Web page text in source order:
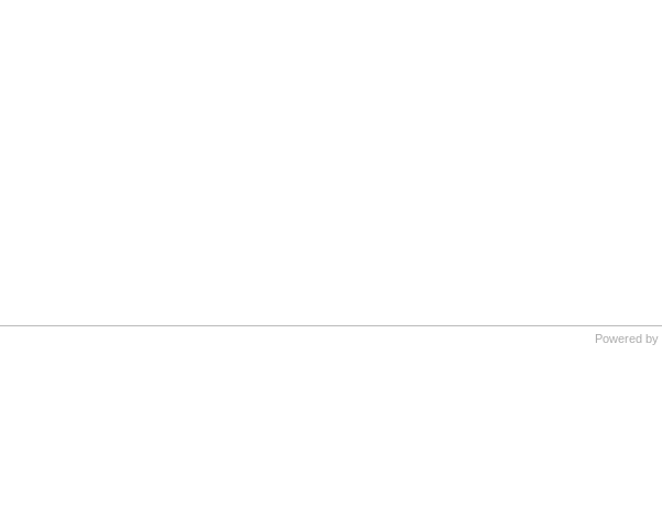
Powered by